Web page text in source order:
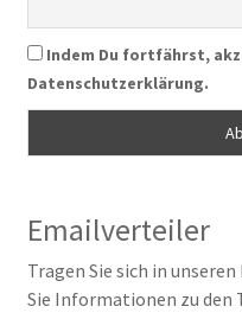
Indem Du fortfährst,
Datenschutzerklärung.
Emailverteiler
Tragen Sie sich in
Sie Informationen zu den